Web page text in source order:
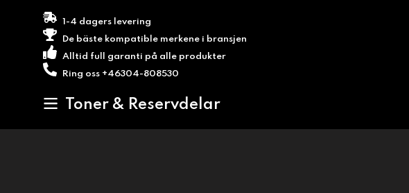
1-4 dagers levering
De bäste kompatible merkene i bransjen
Alltid full garanti på alle produkter
Ring oss +46304-808530
Toner & Reservdelar